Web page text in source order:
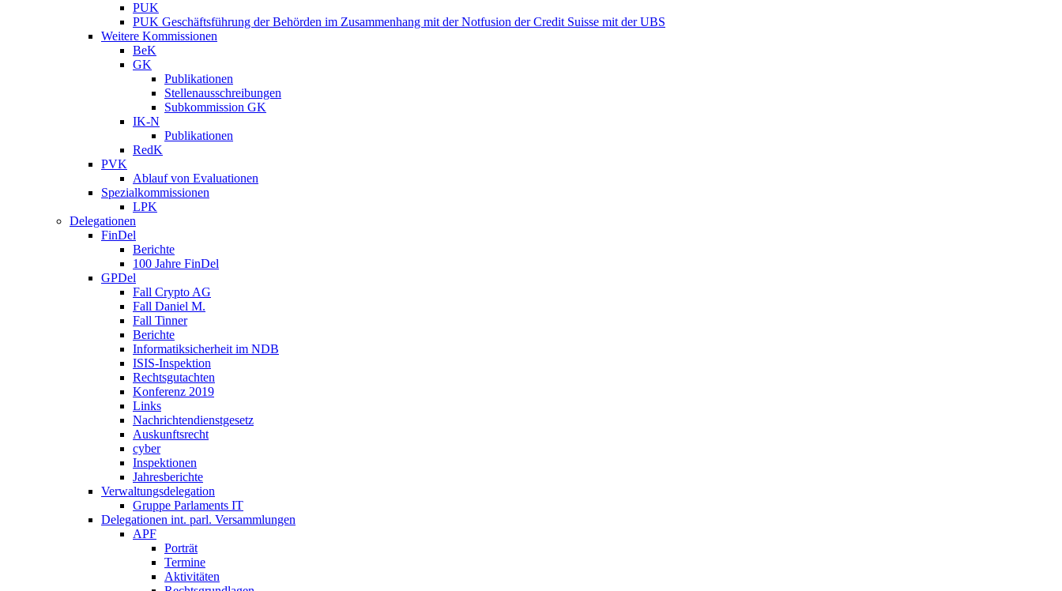
PUK
PUK Geschäftsführung der Behörden im Zusammenhang mit der Notfusion der Credit Suisse mit der UBS
Weitere Kommissionen
BeK
GK
Publikationen
Stellenausschreibungen
Subkommission GK
IK-N
Publikationen
RedK
PVK
Ablauf von Evaluationen
Spezialkommissionen
LPK
Delegationen
FinDel
Berichte
100 Jahre FinDel
GPDel
Fall Crypto AG
Fall Daniel M.
Fall Tinner
Berichte
Informatiksicherheit ­im NDB
ISIS-Inspektion
Rechtsgutachten
Konferenz 2019
Links
Nachrichtendienstgesetz
Auskunftsrecht
cyber
Inspektionen
Jahresberichte
Verwaltungsdelegation
Gruppe Parlaments IT
Delegationen int. parl. Versammlungen
APF
Porträt
Termine
Aktivitäten